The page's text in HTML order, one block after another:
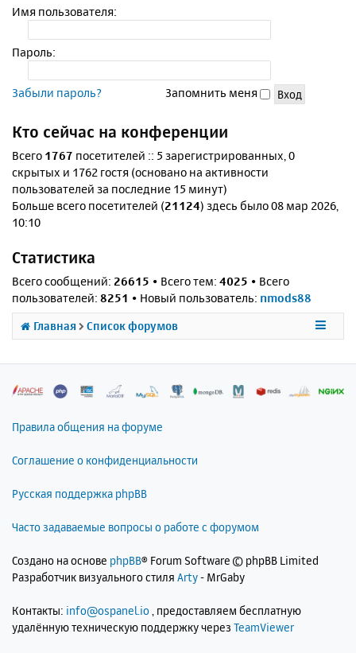
Имя пользователя:
Пароль:
Забыли пароль? Запомнить меня
Кто сейчас на конференции
Всего 1767 посетителей :: 5 зарегистрированных, 0
скрытых и 1762 гостя (основано на активности
пользователей за последние 15 минут)
Больше всего посетителей (21124) здесь было 08 мар 2026,
10:10
Статистика
Всего сообщений: 26615 • Всего тем: 4025 • Всего
пользователей: 8251 • Новый пользователь: nmods88
Главная Список форумов
Правила общения на форуме
Соглашение о конфиденциальности
Русская поддержка phpBB
Часто задаваемые вопросы о работе с форумом
Создано на основе phpBB® Forum Software © phpBB Limited
Разработчик визуального стиля Arty- MrGaby
Контакты: info@ospanel.io , предоставляем бесплатную
удалённую техническую поддержку через TeamViewer